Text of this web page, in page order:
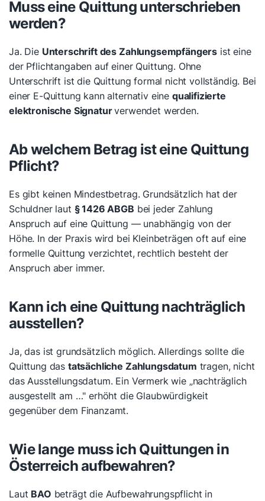
Muss eine Quittung unterschrieben
werden?
Ja. Die Unterschrift des Zahlungsempfängers ist eine
der Pflichtangaben auf einer Quittung. Ohne
Unterschrift ist die Quittung formal nicht vollständig. Bei
einer E-Quittung kann alternativ eine qualifizierte
elektronische Signaturverwendet werden.
Ab welchem Betrag ist eine Quittung
Pflicht?
Es gibt keinen Mindestbetrag. Grundsätzlich hat der
Schuldner laut § 1426 ABGB bei jeder Zahlung
Anspruch auf eine Quittung — unabhängig von der
Höhe. In der Praxis wird bei Kleinbeträgen oft auf eine
formelle Quittung verzichtet, rechtlich besteht der
Anspruch aber immer.
Kann ich eine Quittung nachträglich
ausstellen?
Ja, das ist grundsätzlich möglich. Allerdings sollte die
Quittung das tatsächliche Zahlungsdatum tragen, nicht
das Ausstellungsdatum. Ein Vermerk wie „nachträglich
ausgestellt am …" erhöht die Glaubwürdigkeit
gegenüber dem Finanzamt.
Wie lange muss ich Quittungen in
Österreich aufbewahren?
Laut BAO beträgt die Aufbewahrungspflicht in